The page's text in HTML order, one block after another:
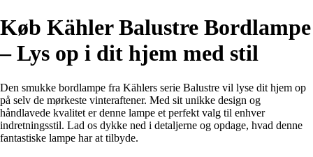
Køb Kähler Balustre Bordlampe
– Lys op i dit hjem med stil
Den smukke bordlampe fra Kählers serie Balustre vil lyse dit hjem op
på selv de mørkeste vinteraftener. Med sit unikke design og
håndlavede kvalitet er denne lampe et perfekt valg til enhver
indretningsstil. Lad os dykke ned i detaljerne og opdage, hvad denne
fantastiske lampe har at tilbyde.